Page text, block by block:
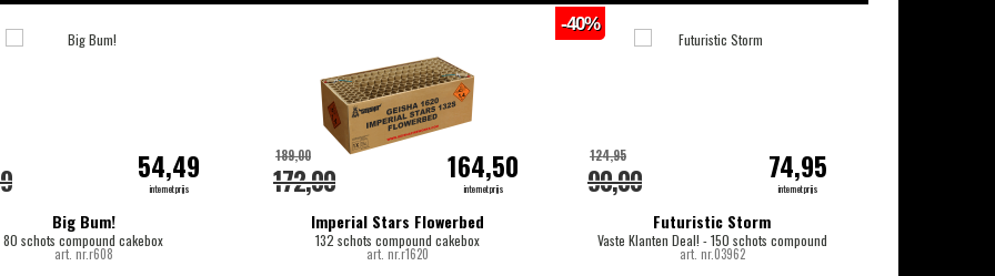
Big Bum!
80 schots compound cakebox
art. nr.r608
54,49
internetprijs
Imperial Stars Flowerbed
132 schots compound cakebox
art. nr.r1620
172,00
189,00 164,50
internetprijs
Futuristic Storm
Vaste Klanten Deal! - 150 schots compound
art. nr.03962
90,00
124,95 74,95
internetprijs
-40%